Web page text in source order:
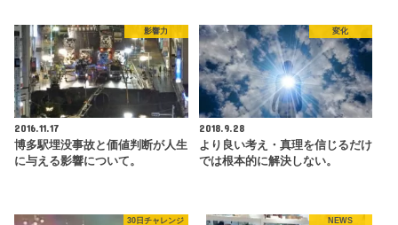
影響力
2016.11.17
博多駅埋没事故と価値判断が人生
に与える影響について。
変化
2018.9.28
より良い考え・真理を信じるだけ
では根本的に解決しない。
30日チャレンジ NEWS